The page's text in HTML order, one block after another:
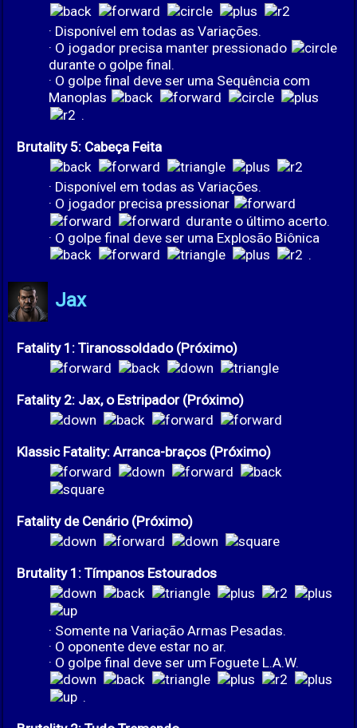
· Disponível em todas as Variações.
· O jogador precisa manter pressionado
durante o golpe final.
· O golpe final deve ser uma Sequência com
Manoplas
.
Brutality 5: Cabeça Feita
· Disponível em todas as Variações.
· O jogador precisa pressionar
durante o último acerto.
· O golpe final deve ser uma Explosão Biônica
.
Jax
Fatality 1: Tiranossoldado (Próximo)
Fatality 2: Jax, o Estripador (Próximo)
Klassic Fatality: Arranca-braços (Próximo)
Fatality de Cenário (Próximo)
Brutality 1: Tímpanos Estourados
· Somente na Variação Armas Pesadas.
· O oponente deve estar no ar.
· O golpe final deve ser um Foguete L.A.W.
.